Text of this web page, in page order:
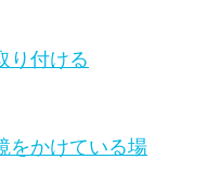
り付ける
をかけている場